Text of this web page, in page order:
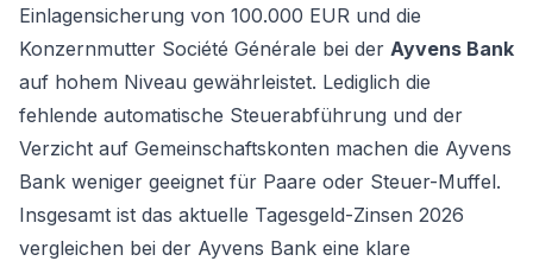
Einlagensicherung von 100.000 EUR und die
Konzernmutter Société Générale bei der Ayvens Bank
auf hohem Niveau gewährleistet. Lediglich die
fehlende automatische Steuerabführung und der
Verzicht auf Gemeinschaftskonten machen die Ayvens
Bank weniger geeignet für Paare oder Steuer-Muffel.
Insgesamt ist das aktuelle Tagesgeld-Zinsen 2026
vergleichen bei der Ayvens Bank eine klare